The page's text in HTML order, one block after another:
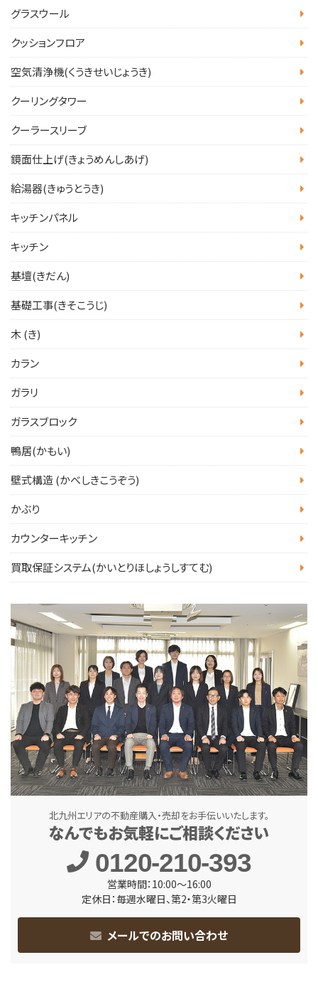
グラスウール
クッションフロア
空気清浄機(くうきせいじょうき)
クーリングタワー
クーラースリーブ
鏡面仕上げ(きょうめんしあげ)
給湯器(きゅうとうき)
キッチンパネル
キッチン
基壇(きだん)
基礎工事(きそこうじ)
木 (き)
カラン
ガラリ
ガラスブロック
鴨居(かもい)
壁式構造 (かべしきこうぞう)
かぶり
カウンターキッチン
買取保証システム(かいとりほしょうしすてむ)
北九州エリアの不動産購入・売却をお手伝いいたします。
なんでもお気軽にご相談ください
0120-210-393
営業時間：10:00～16:00
定休日：毎週水曜日、第2・第3火曜日
メールでのお問い合わせ